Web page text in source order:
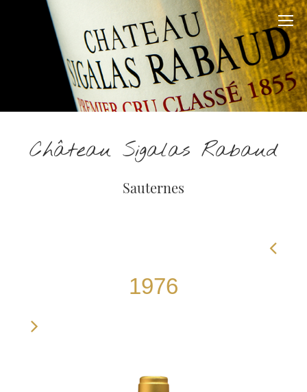
Château Sigalas Rabaud
Sauternes
1976